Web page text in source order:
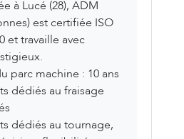
à Lucé (28), ADM
est certifiée ISO
et travaille avec
parc machine : 10 ans
dédiés au fraisage
dédiés au tournage,